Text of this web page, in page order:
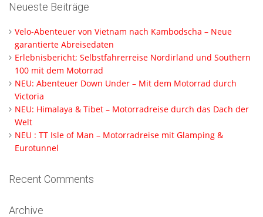
Neueste Beiträge
Velo-Abenteuer von Vietnam nach Kambodscha – Neue
garantierte Abreisedaten
Erlebnisbericht; Selbstfahrerreise Nordirland und Southern
100 mit dem Motorrad
NEU: Abenteuer Down Under – Mit dem Motorrad durch
Victoria
NEU: Himalaya & Tibet – Motorradreise durch das Dach der
Welt
NEU : TT Isle of Man – Motorradreise mit Glamping &
Eurotunnel
Recent Comments
Archive